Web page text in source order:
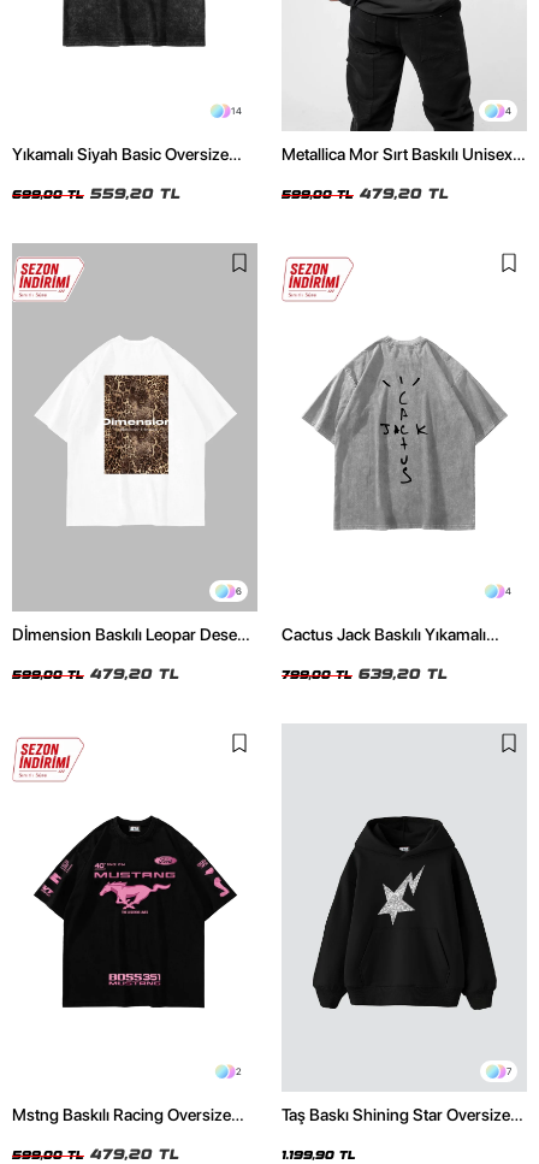
14
Yıkamalı Siyah Basic Oversize
699,00 TL 559,20 TL
4
Metallica Mor Sırt Baskılı Unisex
599,00 TL 479,20 TL
6
Dİmension Baskılı Leopar Desenli
Tshirt
599,00 TL 479,20 TL
4
Cactus Jack Baskılı Yıkamalı
799,00 TL 639,20 TL
2
Mstng Baskılı Racing Oversize
599,00 TL 479,20 TL
7
Taş Baskı Shining Star Oversize
1.199,90 TL